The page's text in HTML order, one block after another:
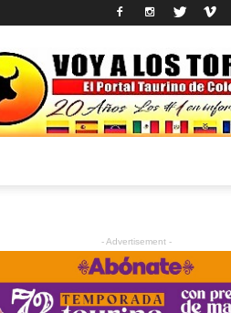
- Advertisement -